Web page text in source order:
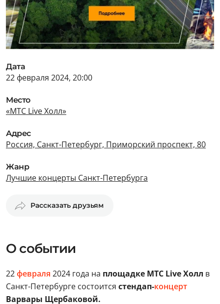
Дата
22 февраля 2024, 20:00
Место
«МТС Live Холл»
Адрес
Россия, Санкт-Петербург, Приморский проспект, 80
Жанр
Лучшие концерты Санкт-Петербурга
Рассказать друзьям
О событии
22февраля 2024 года на площадке МТС Live Холл в
Санкт-Петербурге состоится стендап-концерт
Варвары Щербаковой.